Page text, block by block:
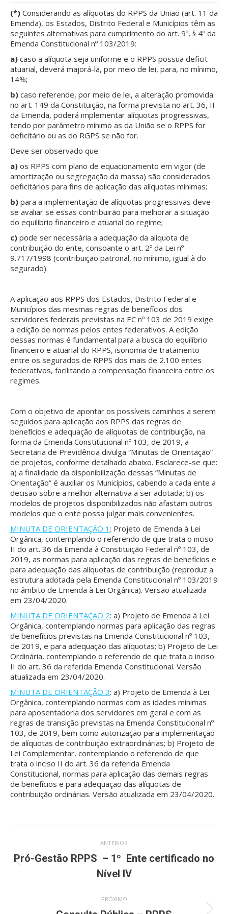
(*) Considerando as alíquotas do RPPS da União (art. 11 da
Emenda), os Estados, Distrito Federal e Municípios têm as
seguintes alternativas para cumprimento do art. 9º, § 4º da
Emenda Constitucional nº 103/2019:
a) caso a alíquota seja uniforme e o RPPS possua deficit
atuarial, deverá majorá-la, por meio de lei, para, no mínimo,
14%;
b) caso referende, por meio de lei, a alteração promovida
no art. 149 da Constituição, na forma prevista no art. 36, II
da Emenda, poderá implementar alíquotas progressivas,
tendo por parâmetro mínimo as da União se o RPPS for
deficitário ou as do RGPS se não for.
Deve ser observado que:
a) os RPPS com plano de equacionamento em vigor (de
amortização ou segregação da massa) são considerados
deficitários para fins de aplicação das alíquotas mínimas;
b) para a implementação de alíquotas progressivas deve-
se avaliar se essas contribuirão para melhorar a situação
do equilíbrio financeiro e atuarial do regime;
c) pode ser necessária a adequação da alíquota de
contribuição do ente, consoante o art. 2º da Lei nº
9.717/1998 (contribuição patronal, no mínimo, igual à do
segurado).
A aplicação aos RPPS dos Estados, Distrito Federal e
Municípios das mesmas regras de benefícios dos
servidores federais previstas na EC nº 103 de 2019 exige
a edição de normas pelos entes federativos. A edição
dessas normas é fundamental para a busca do equilíbrio
financeiro e atuarial do RPPS, isonomia de tratamento
entre os segurados de RPPS dos mais de 2.100 entes
federativos, facilitando a compensação financeira entre os
regimes.
Com o objetivo de apontar os possíveis caminhos a serem
seguidos para aplicação aos RPPS das regras de
benefícios e adequação de alíquotas de contribuição, na
forma da Emenda Constitucional nº 103, de 2019, a
Secretaria de Previdência divulga “Minutas de Orientação”
de projetos, conforme detalhado abaixo. Esclarece-se que:
a) a finalidade da disponibilização dessas “Minutas de
Orientação” é auxiliar os Municípios, cabendo a cada ente a
decisão sobre a melhor alternativa a ser adotada; b) os
modelos de projetos disponibilizados não afastam outros
modelos que o ente possa julgar mais convenientes.
MINUTA DE ORIENTAÇÃO 1 : Projeto de Emenda à Lei
Orgânica, contemplando o referendo de que trata o inciso
II do art. 36 da Emenda à Constituição Federal nº 103, de
2019, as normas para aplicação das regras de benefícios e
para adequação das alíquotas de contribuição (reproduz a
estrutura adotada pela Emenda Constitucional nº 103/2019
no âmbito de Emenda à Lei Orgânica). Versão atualizada
em 23/04/2020.
MINUTA DE ORIENTAÇÃO 2: a) Projeto de Emenda à Lei
Orgânica, contemplando normas para aplicação das regras
de benefícios previstas na Emenda Constitucional nº 103,
de 2019, e para adequação das alíquotas; b) Projeto de Lei
Ordinária, contemplando o referendo de que trata o inciso
II do art. 36 da referida Emenda Constitucional. Versão
atualizada em 23/04/2020.
MINUTA DE ORIENTAÇÃO 3: a) Projeto de Emenda à Lei
Orgânica, contemplando normas com as idades mínimas
para aposentadoria dos servidores em geral e com as
regras de transição previstas na Emenda Constitucional nº
103, de 2019, bem como autorização para implementação
de alíquotas de contribuição extraordinárias; b) Projeto de
Lei Complementar, contemplando o referendo de que
trata o inciso II do art. 36 da referida Emenda
Constitucional, normas para aplicação das demais regras
de benefícios e para adequação das alíquotas de
contribuição ordinárias. Versão atualizada em 23/04/2020.
de
ANTERIOR
Post
anterior:
Pró-Gestão RPPS – 1º Ente certificado no
Nível IV
PRÓXIMO